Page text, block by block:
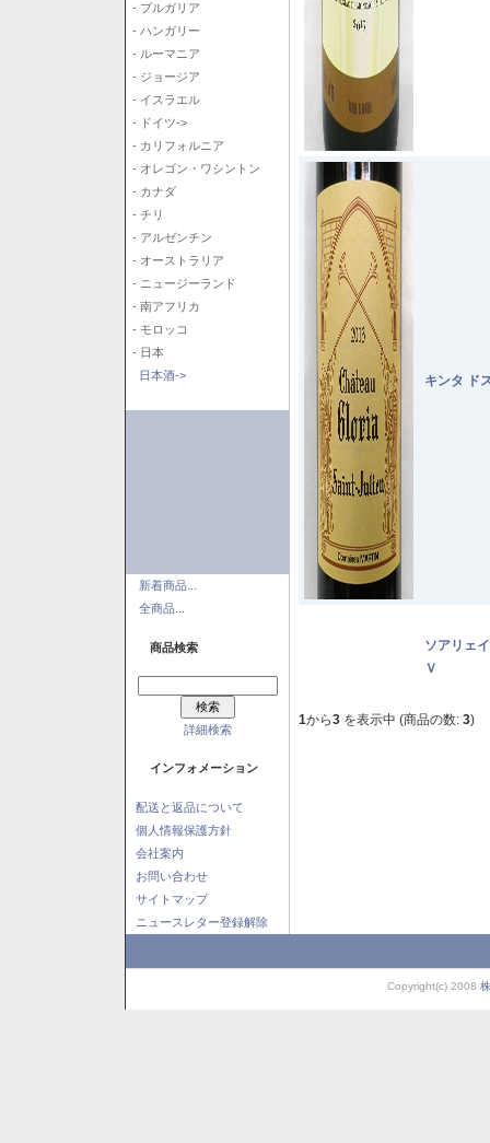
- ブルガリア
- ハンガリー
- ルーマニア
- ジョージア
- イスラエル
- ドイツ->
- カリフォルニア
- オレゴン・ワシントン
- カナダ
- チリ
- アルゼンチン
- オーストラリア
- ニュージーランド
- 南アフリカ
- モロッコ
- 日本
日本酒->
新着商品...
全商品...
商品検索
詳細検索
インフォメーション
配送と返品について
個人情報保護方針
会社案内
お問い合わせ
サイトマップ
ニュースレター登録解除
キンタ ド
ソアリェ
Ｖ
1から3 を表示中 (商品の数: 3)
Copyright(c) 2008